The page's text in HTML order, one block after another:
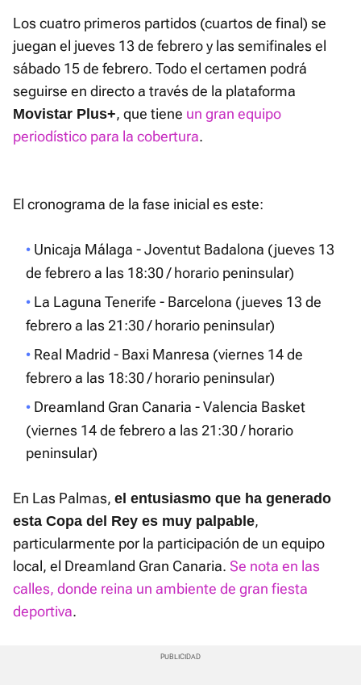
Los cuatro primeros partidos (cuartos de final) se
juegan el jueves 13 de febrero y las semifinales el
sábado 15 de febrero. Todo el certamen podrá
seguirse en directo a través de la plataforma
Movistar Plus+, que tiene un gran equipo
periodístico para la cobertura.
El cronograma de la fase inicial es este:
Unicaja Málaga - Joventut Badalona (jueves 13
de febrero a las 18:30 / horario peninsular)
La Laguna Tenerife - Barcelona (jueves 13 de
febrero a las 21:30 / horario peninsular)
Real Madrid - Baxi Manresa (viernes 14 de
febrero a las 18:30 / horario peninsular)
Dreamland Gran Canaria - Valencia Basket
(viernes 14 de febrero a las 21:30 / horario
peninsular)
En Las Palmas, el entusiasmo que ha generado
esta Copa del Rey es muy palpable,
particularmente por la participación de un equipo
local, el Dreamland Gran Canaria. Se nota en las
calles, donde reina un ambiente de gran fiesta
deportiva.